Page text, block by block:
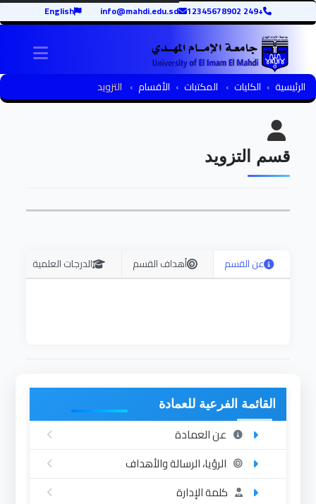
+249 12345678902
info@mahdi.edu.sd
English
الرئيسية الكليات المكتبات الأقسام التزويد
قسم التزويد
عن القسم أهداف القسم الدرجات العلمية
القائمة الفرعية للعمادة
عن العمادة
الرؤيا، الرسالة والأهداف
كلمة الإدارة